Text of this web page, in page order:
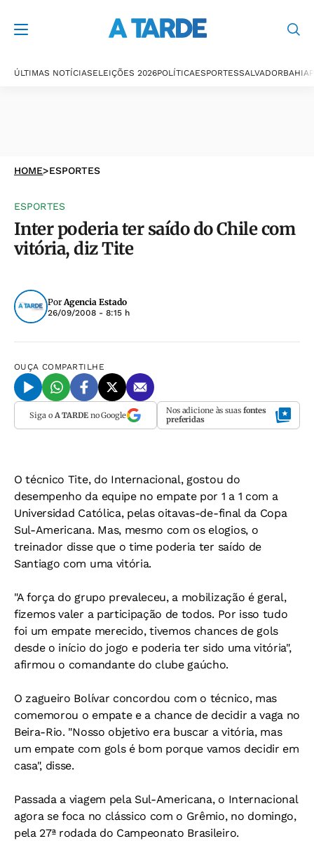
ÚLTIMAS NOTÍCIASELEIÇÕES 2026POLÍTICAESPORTESSALVADORBAHIA
HOME>ESPORTES
ESPORTES
Inter poderia ter saído do Chile com
vitória, diz Tite
PorAgencia Estado
26/09/2008 - 8:15 h
OUÇA COMPARTILHE
Siga o A TARDEno Google Nos adicione às suas fontes
preferidas
O técnico Tite, do Internacional, gostou do
desempenho da equipe no empate por 1 a 1 com a
Universidad Católica, pelas oitavas-de-final da Copa
Sul-Americana. Mas, mesmo com os elogios, o
treinador disse que o time poderia ter saído de
Santiago com uma vitória.
"A força do grupo prevaleceu, a mobilização é geral,
fizemos valer a participação de todos. Por isso tudo
foi um empate merecido, tivemos chances de gols
desde o início do jogo e poderia ter sido uma vitória",
afirmou o comandante do clube gaúcho.
O zagueiro Bolívar concordou com o técnico, mas
comemorou o empate e a chance de decidir a vaga no
Beira-Rio. "Nosso objetivo era buscar a vitória, mas
um empate com gols é bom porque vamos decidir em
casa", disse.
Passada a viagem pela Sul-Americana, o Internacional
agora se foca no clássico com o Grêmio, no domingo,
pela 27ª rodada do Campeonato Brasileiro.